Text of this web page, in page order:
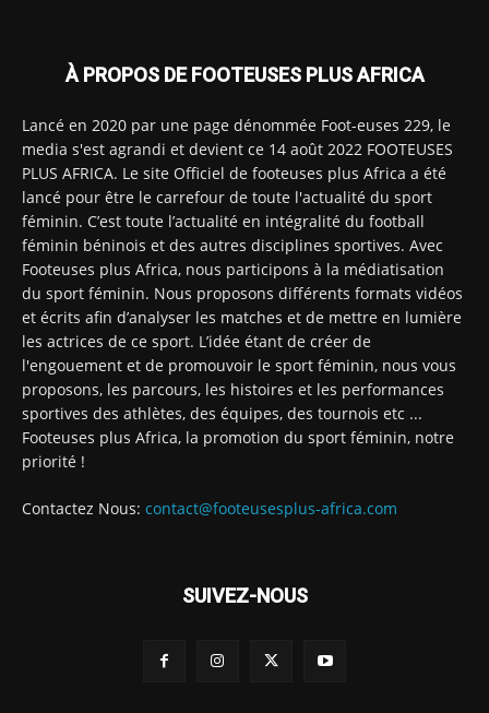
À PROPOS DE FOOTEUSES PLUS AFRICA
Lancé en 2020 par une page dénommée Foot-euses 229, le
media s'est agrandi et devient ce 14 août 2022 FOOTEUSES
PLUS AFRICA. Le site Officiel de footeuses plus Africa a été
lancé pour être le carrefour de toute l'actualité du sport
féminin. C’est toute l’actualité en intégralité du football
féminin béninois et des autres disciplines sportives. Avec
Footeuses plus Africa, nous participons à la médiatisation
du sport féminin. Nous proposons différents formats vidéos
et écrits afin d’analyser les matches et de mettre en lumière
les actrices de ce sport. L’idée étant de créer de
l'engouement et de promouvoir le sport féminin, nous vous
proposons, les parcours, les histoires et les performances
sportives des athlètes, des équipes, des tournois etc ...
Footeuses plus Africa, la promotion du sport féminin, notre
priorité !
Contactez Nous: contact@footeusesplus-africa.com
SUIVEZ-NOUS